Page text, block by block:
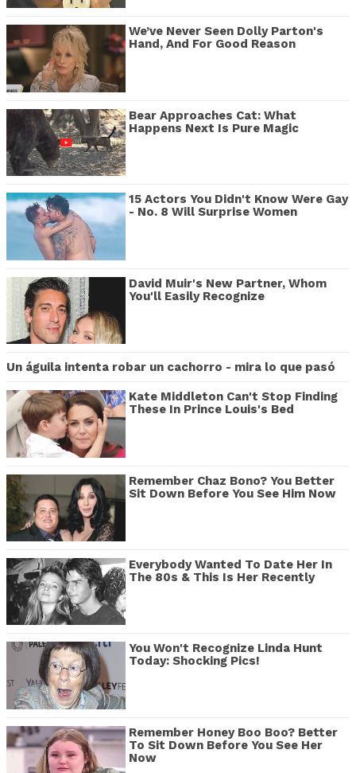
We’ve Never Seen Dolly Parton's
Hand, And For Good Reason
Bear Approaches Cat: What
Happens Next Is Pure Magic
15 Actors You Didn't Know Were Gay
- No. 8 Will Surprise Women
David Muir's New Partner, Whom
You'll Easily Recognize
Un águila intenta robar un cachorro - mira lo que pasó
Kate Middleton Can't Stop Finding
These In Prince Louis's Bed
Remember Chaz Bono? You Better
Sit Down Before You See Him Now
Everybody Wanted To Date Her In
The 80s & This Is Her Recently
You Won't Recognize Linda Hunt
Today: Shocking Pics!
Remember Honey Boo Boo? Better
To Sit Down Before You See Her
Now